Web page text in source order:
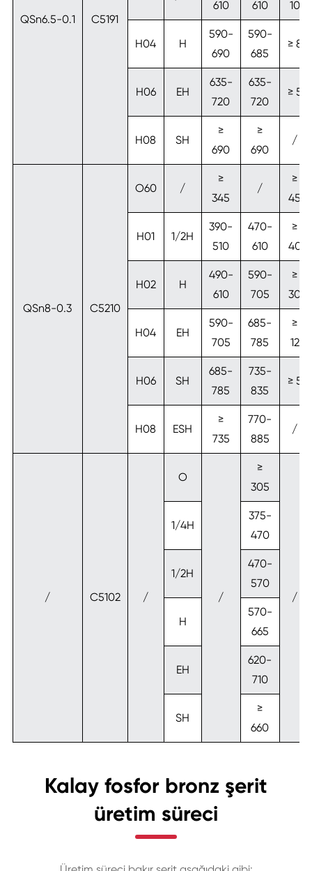
QSn6.5-0.1 C5191
610 610 10
H04 H
590-
690
590-
685
≥ 8
H06 EH
635-
720
635-
720
≥ 5
H08 SH
≥
690
≥
690
/
QSn8-0.3 C5210
O60 /
≥
345
/
≥
45
H01 1/2H
390-
510
470-
610
≥
40
H02 H
490-
610
590-
705
≥
30
H04 EH
590-
705
685-
785
≥
12
H06 SH
685-
785
735-
835
≥ 5
H08 ESH
≥
735
770-
885
/
/ C5102 /
O
/
≥
305
/
1/4H
375-
470
1/2H
470-
570
H
570-
665
EH
620-
710
SH
≥
660
Kalay fosfor bronz şerit
üretim süreci